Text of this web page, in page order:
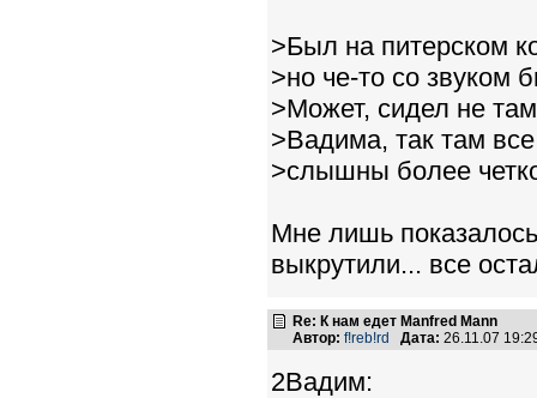
>Был на питерском
>но че-то со звуком
>Может, сидел не
>Вадима, так там
>слышны более
Мне лишь
выкрутили... все
Re: К нам едет Manfred Mann
Автор: f!reb!rd Дата: 26.11.07
2Вадим: